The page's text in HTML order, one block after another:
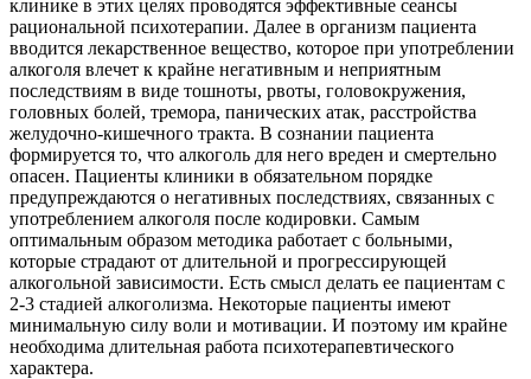
клинике в этих целях проводятся эффективные сеансы
рациональной психотерапии. Далее в организм пациента
вводится лекарственное вещество, которое при употреблении
алкоголя влечет к крайне негативным и неприятным
последствиям в виде тошноты, рвоты, головокружения,
головных болей, тремора, панических атак, расстройства
желудочно-кишечного тракта. В сознании пациента
формируется то, что алкоголь для него вреден и смертельно
опасен. Пациенты клиники в обязательном порядке
предупреждаются о негативных последствиях, связанных с
употреблением алкоголя после кодировки. Самым
оптимальным образом методика работает с больными,
которые страдают от длительной и прогрессирующей
алкогольной зависимости. Есть смысл делать ее пациентам с
2-3 стадией алкоголизма. Некоторые пациенты имеют
минимальную силу воли и мотивации. И поэтому им крайне
необходима длительная работа психотерапевтического
характера.